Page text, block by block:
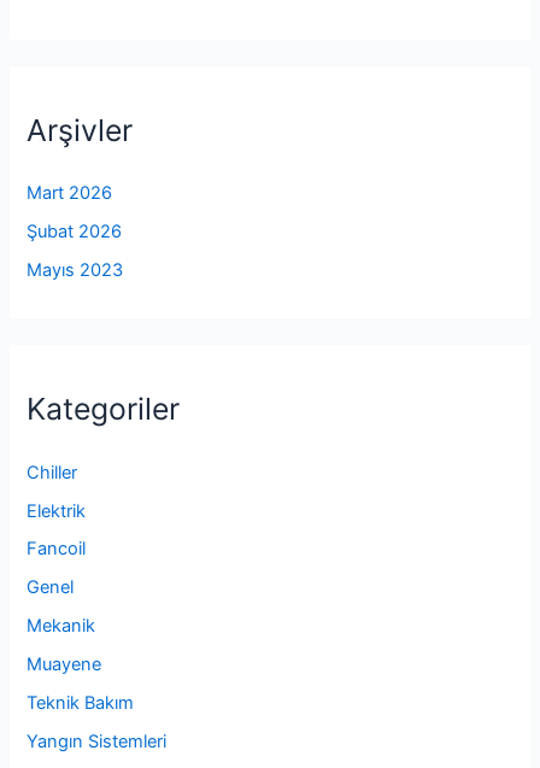
Arşivler
Mart 2026
Şubat 2026
Mayıs 2023
Kategoriler
Chiller
Elektrik
Fancoil
Genel
Mekanik
Muayene
Teknik Bakım
Yangın Sistemleri